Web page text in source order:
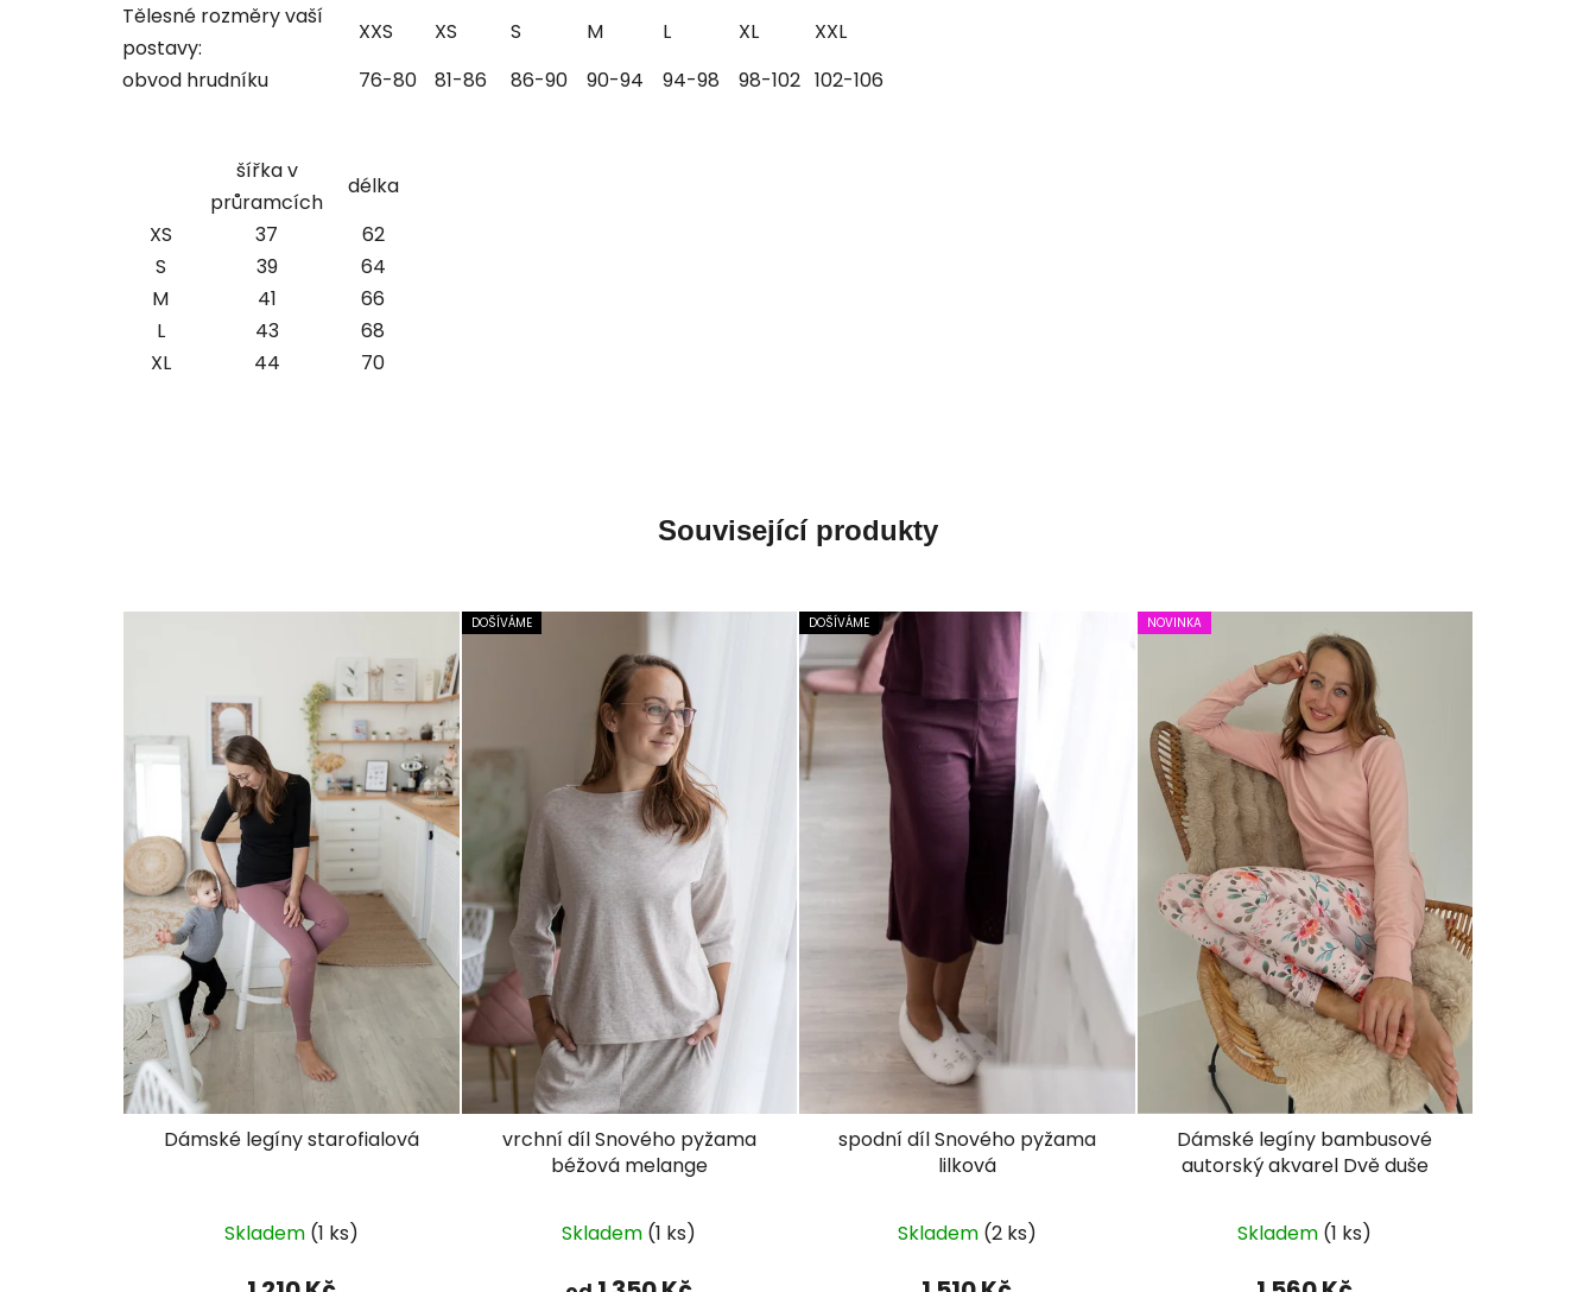
Tělesné rozměry vaší
postavy:
XXS XS S M L XL
XXL
obvod hrudníku
76-80 81-86 86-90 90-94 94-98 98-102 102-106
šířka v
průramcích
délka
XS
37
62
S
39
64
M
41
66
L
43
68
XL
44 70
Související produkty
Dámské legíny starofialová
hodnocení
produktu
Skladem (1 ks)
DOŠÍVÁME
vrchní díl Snového pyžama
béžová melange
hodnocení
produktu
Skladem (1 ks)
DOŠÍVÁME
spodní díl Snového pyžama
lilková
Skladem (2 ks)
NOVINKA
Dámské legíny bambusové
autorský akvarel Dvě duše
hodnocení
produktu
Skladem (1 ks)